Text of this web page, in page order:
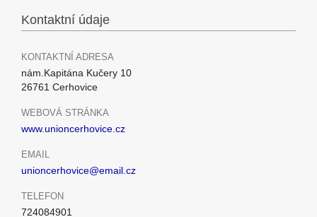
Kontaktní údaje
KONTAKTNÍ ADRESA
nám.Kapitána Kučery 10
26761 Cerhovice
WEBOVÁ STRÁNKA
www.unioncerhovice.cz
EMAIL
unioncerhovice@email.cz
TELEFON
724084901